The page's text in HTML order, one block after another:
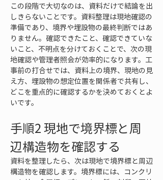
この段階で大切なのは、資料だけで結論を出
しきらないことです。資料整理は現地確認の
準備であり、境界や埋設物の最終判断ではあ
りません。確認できたこと、確認できていな
いこと、不明点を分けておくことで、次の現
地確認や管理者照会が効率的になります。工
事前の打合せでは、資料上の境界、現地の見
え方、埋設物の想定位置を関係者で共有し、
どこを重点的に確認するかを決めておくとよ
いです。
手順2 現地で境界標と周
辺構造物を確認する
資料を整理したら、次は現地で境界標と周辺
構造物を確認します。境界標には、コンクリ